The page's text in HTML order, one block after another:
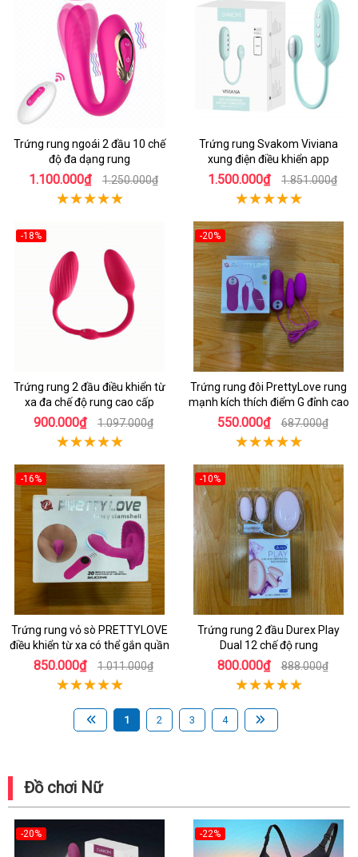
Trứng rung ngoái 2 đầu 10 chế
độ đa dạng rung
1.100.000₫ 1.250.000₫
Trứng rung Svakom Viviana
xung điện điều khiển app
1.500.000₫ 1.851.000₫
-18%
Trứng rung 2 đầu điều khiển từ
xa đa chế độ rung cao cấp
900.000₫ 1.097.000₫
-20%
Trứng rung đôi PrettyLove rung
mạnh kích thích điểm G đỉnh cao
550.000₫ 687.000₫
-16%
Trứng rung vỏ sò PRETTYLOVE
điều khiển từ xa có thể gắn quần
850.000₫ 1.011.000₫
-10%
Trứng rung 2 đầu Durex Play
Dual 12 chế độ rung
800.000₫ 888.000₫
1 2 3 4
Đồ chơi Nữ
-20% -22%